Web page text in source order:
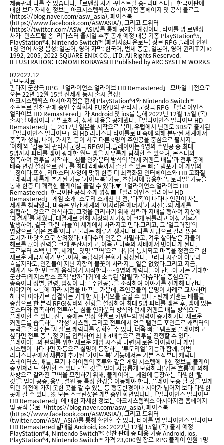
제품판과 다를 수 있습니다.「로맨싱 사가 -민스트럴 송- 리마스터」 한국어판에
대한 보다 자세한 정보는 아크시스템웍스 아시아지점 홈페이지 및 공식 블로그
(https://blog.naver.com/asw_asia), 페이스북
(https://www.facebook.com/ASWASIA/), 그리고 트위터
(https://twitter.com/ASW_ASIA)를 통해 공개될 예정이다. 타이틀 명 로맨싱
사가 -민스트럴 송- 리마스터 출시일 추후 공개 예정 대응 기종 PlayStation®5,
PlayStation®4, Nintendo Switch™ (패키지&다운로드) 장르 RPG 플레이 인원
1명 언어 사양 음성: 일본어, 영어 자막: 한국어, 번체 중문, 일본어, 영어 권리표기 ©
1992, 2005, 2022 SQUARE ENIX CO., LTD. All Rights Reserved.
ILLUSTRATION: TOMOMI KOBAYASHI Published by ARC SYSTEM WORKS
022022.12
#보도자료
판타지 군상극 RPG 「얼라이언스 얼라이브 HD Remastered」 모바일 버전으로
오는 22년 12월 15일 전세계 동시 출시 결정!
아크시스템웍스 아시아지점은 현재 PlayStation®4와 Nintendo Switch™
소프트로 절찬 판매 중인 주식회사 FURYU의 판타지 군상극 RPG 「얼라이언스
얼라이브 HD Remastered」가 Android 및 ios를 통해 2022년 12월 15일 (목)
출시될 예정이라고 발표하며, 상세 내용을 공개했다.「얼라이언스 얼라이브 HD
Remastered」는 2017년 일본을 시작으로 북미, 유럽에서 닌텐도 3DS로 출시된
「얼라이언스 얼라이브」의 HD 리마스터 타이틀로 마족에 의해 분단된 세계에서
종족과 성별, 나이, 가치관 등이 서로 다른 9명의 주인공을 중심으로 펼쳐지는
‘이해’와 ‘갈등’의 판타지 군상극 RPG이다.플레이어는 9명의 주인공 중 최대
5명까지 파티를 맺어 광대한 월드 맵을 자유롭게 탐색할 수 있으며, 몬스터와
접촉하여 전투를 시작하는 심볼 인카운터 방식의 '턴제 커맨드 배틀'과 전투 중에
배속 변경 설정으로 전투를 최대 4배속까지 즐길 수 있는 빠른 템포가 이 게임의
특징이다.또한, 리마스터 사양에 맞춰 한층 더 최적화된 인터페이스와 HD 고화질
그래픽과 새롭게 추가된 기능 ‘가이드북’ 기능, 초심자에 유용한 ‘튜토리얼’ 기능을
통해 한층 더 쾌적한 플레이를 즐길 수 있다.▼「얼라이언스 얼라이브 HD
Remastered」한국어판 공식 소개 영상■「얼라이언스 얼라이브 HD
Remastered」 게임 소개- 스토리 소개천 년 전, ‘마족’이 나타나 인간이 사는
세계를 침략했다. 마족은 인간 세계의 ‘어지러운 에너지’가 자신들의 세계를
위협하는 것으로 인식하고, 그것을 관리하기 위해 침략과 지배를 행하여 지상에
‘대결계’를 세웠다. 대결계로 인해 지상의 자기장이 크게 뒤틀리고 이상 기후가
발생하여, 결국 ‘파란 하늘’이 세계에서 사라지고 만다.그리고, 그 ‘일그러짐’의
영향으로 ‘검은 흐름’이라고 불리는 해류가 생겨나 바다를 사방으로 갈라 많은
도시가 바닷속으로 삼켜졌다. 대다수의 인간은 사멸하고, 겨우 살아남은 자들이
해로를 끊어 전력을 크게 분산시키고, 이윽고 마족의 지배에서 벗어나게 된다.
그로부터 수백 년 후, 세계는 몇몇 ‘구역’으로 나뉘어 통치되고 마족을 정점으로 한
새로운 계급사회가 만들어져, 독립적인 문화가 형성된다. 그러나 시간이 아무리
흐를지라도, 인간들이 지닌 저항의 불꽃이 사라지는 일은 없었다.그리고 지금,
세계가 또 한 번 크게 움직이기 시작한다…- 9명의 캐릭터들이 만들어 가는 거대한
군상극!레지스탕스 조직 ‘밤까마귀’에 소속된 ‘갈릴’과 ‘아슈라’를 중심으로,
종족이나 성별, 연령, 입장이 다른 주인공들을 조작하여 이야기를 전개해 나간다.
이야기의 흐름에 따라 시점을 바꾸는 가운데, 주인공들의 운명이 차례로 교차하며
하나의 이야기로 집결되는 거대한 시나리오를 즐길 수 있다.- 턴제 커맨드 배틀을
중심으로 한 본격 RPG!장비와 진형을 설정하여 최대 5명 파티를 맺은 후, 맵에 있는
몬스터와 접촉하여 전투하는 심볼 인카운터 방식와 턴제 커맨드 배틀 방식으로
플레이할 수 있다. 전투 중에는 일정 확률로 커맨드의 위력이 증가하거나 새로운
커맨드를 습득하는 ‘각성’ 시스템, 그리고 전투에서 얻은 탤런트 포인트로 캐릭터의
능력을 올려주는 ‘자질’로 캐릭터를 강화할 수 있다. 더욱 빠른 템포로 플레이하고
싶다면 전투 중 특정 키를 입력하여 최대 4배속으로 전투를 진행할 수 있다.-
플레이어들의 편의를 위한 새로운 게임 시스템 마련!새로운 아이템이나 게임
시스템이 나타나면 자동으로 설명이 등장하는 ‘튜토리얼’ 기능과 함께, 이번
리마스터판에서 새롭게 추가된 ‘가이드 북’ 기능에서는 기본 조작부터 캐릭터
스테이터스, 배틀, 무기나 아이템의 종류와 같은 게임 시스템에 대한 정보를 플레이
중 언제라도 확인할 수 있다.- ‘탈 것’을 얻어 자유롭게 모험하라!‘검은 흐름’에 의해
사방으로 갈라진 구역을 모험하기 위해, 플레이어는 게임에 등장하는 다양한 ‘탈
것’을 얻어 공중, 용암, 설원 등 특정 환경을 이동해야 한다. 플레이 도중 탈 것을 얻게
되면 이전에 가지 못한 곳을 갈 수 있는 등 행동반경이나 시야가 넓어져 보다 다양한
곳에 갈 수 있다. ※ 모든 스크린샷은 개발중인 화면입니다.「얼라이언스 얼라이브
HD Remastered」에 대한 자세한 정보는 아크시스템웍스 아시아지점 홈페이지
및 공식 블로그(https://blog.naver.com/asw_asia), 페이스북
(https://www.facebook.com/ASWASIA/), 그리고 트위터
(twitter.com/ASW_ASIA)를 통해 확인할 수 있다. 타이틀 명 얼라이언스 얼라이브
HD Remastered 발매일 Android, ios: 2022년 12월 15일 (목) 출시 예정
PlayStation®4, Nintendo Switch™: 절찬 판매 중 대응 기종 Android, ios,
PlayStation®4, Nintendo Switch™ 가격 23,000원 장르 RPG 플레이 인원 1명